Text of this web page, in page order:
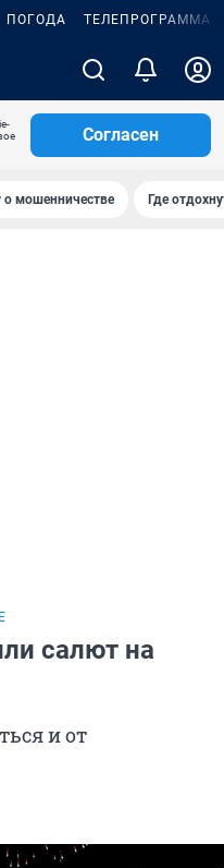
ПОГОДА ТЕЛЕПРОГРАММА
Согласен
мошенничестве Где
салют на
и от